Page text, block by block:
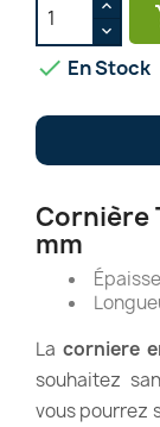
 En Stock
Cornière
mm
La corniere
souhaitez
vous pourrez